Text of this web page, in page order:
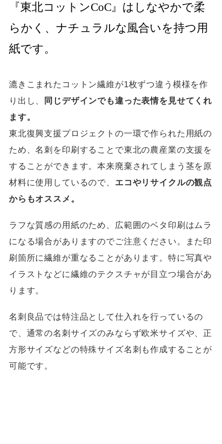
『東北コットンCoC』はしなやかで柔
らかく、ナチュラルな風合いを持つ用
紙です。
漉きこまれたコットン繊維が1枚ずつ違う模様を作
り出し、
同じデザインでも違った表情を見せてくれ
ます。
東北復興支援プロジェクトの一環で作られた用紙の
ため、名刺を印刷することで東北の農産業の支援を
することができます。本来廃棄されてしまう茎を原
材料に使用しているので、 エコやリサイクルの観点
からもオススメ。
ラフな質感の用紙のため、広範囲のベタ印刷はムラ
になる場合がありますのでご注意ください。また印
刷箇所に繊維が重なることがあります。特に写真や
イラストなどに繊維のテクスチャが目立つ場合があ
ります。
名刺良品では特注品として仕入れを行っているの
で、通常の名刺サイズのみならず欧米サイズや、正
方形サイズなどの特殊サイズ名刺も作成することが
可能です。